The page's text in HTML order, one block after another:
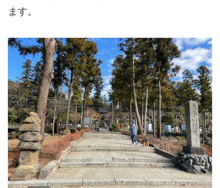
ます。